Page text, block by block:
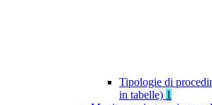
Tipologie di
in tabelle) 1